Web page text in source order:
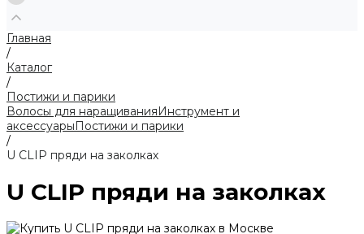
Главная
/
Каталог
/
Постижи и парики
Волосы для наращиванияИнструмент и
аксессуарыПостижи и парики
/
U CLIP пряди на заколках
U CLIP пряди на заколках